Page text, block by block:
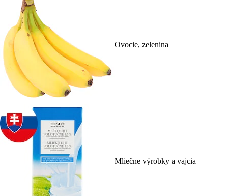
Ovocie, zelenina
Mliečne výrobky a vajcia